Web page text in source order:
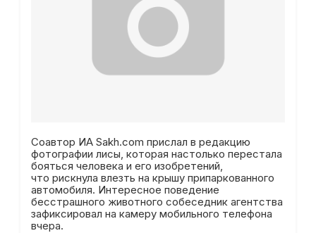
Соавтор ИА Sakh.com прислал в редакцию
фотографии лисы, которая настолько перестала
бояться человека и его изобретений,
что рискнула влезть на крышу припаркованного
автомобиля. Интересное поведение
бесстрашного животного собеседник агентства
зафиксировал на камеру мобильного телефона
вчера.